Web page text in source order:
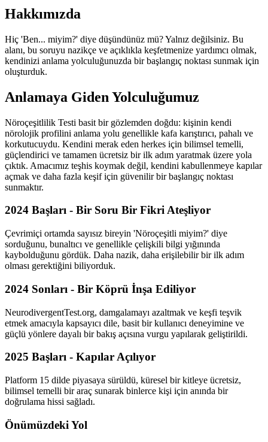
Hakkımızda
Hiç 'Ben... miyim?' diye düşündünüz mü? Yalnız değilsiniz. Bu
alanı, bu soruyu nazikçe ve açıklıkla keşfetmenize yardımcı olmak,
kendinizi anlama yolculuğunuzda bir başlangıç noktası sunmak için
oluşturduk.
Anlamaya Giden Yolculuğumuz
Nöroçeşitlilik Testi basit bir gözlemden doğdu: kişinin kendi
nörolojik profilini anlama yolu genellikle kafa karıştırıcı, pahalı ve
korkutucuydu. Kendini merak eden herkes için bilimsel temelli,
güçlendirici ve tamamen ücretsiz bir ilk adım yaratmak üzere yola
çıktık. Amacımız teşhis koymak değil, kendini kabullenmeye kapılar
açmak ve daha fazla keşif için güvenilir bir başlangıç noktası
sunmaktır.
2024 Başları - Bir Soru Bir Fikri Ateşliyor
Çevrimiçi ortamda sayısız bireyin 'Nöroçeşitli miyim?' diye
sorduğunu, bunaltıcı ve genellikle çelişkili bilgi yığınında
kaybolduğunu gördük. Daha nazik, daha erişilebilir bir ilk adım
olması gerektiğini biliyorduk.
2024 Sonları - Bir Köprü İnşa Ediliyor
NeurodivergentTest.org, damgalamayı azaltmak ve keşfi teşvik
etmek amacıyla kapsayıcı dile, basit bir kullanıcı deneyimine ve
güçlü yönlere dayalı bir bakış açısına vurgu yapılarak geliştirildi.
2025 Başları - Kapılar Açılıyor
Platform 15 dilde piyasaya sürüldü, küresel bir kitleye ücretsiz,
bilimsel temelli bir araç sunarak binlerce kişi için anında bir
doğrulama hissi sağladı.
Önümüzdeki Yol